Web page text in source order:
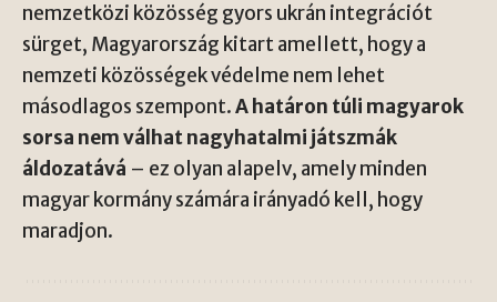
nemzetközi közösség gyors ukrán integrációt
sürget, Magyarország kitart amellett, hogy a
nemzeti közösségek védelme nem lehet
másodlagos szempont.A határon túli magyarok
sorsa nem válhat nagyhatalmi játszmák
áldozatává – ez olyan alapelv, amely minden
magyar kormány számára irányadó kell, hogy
maradjon.